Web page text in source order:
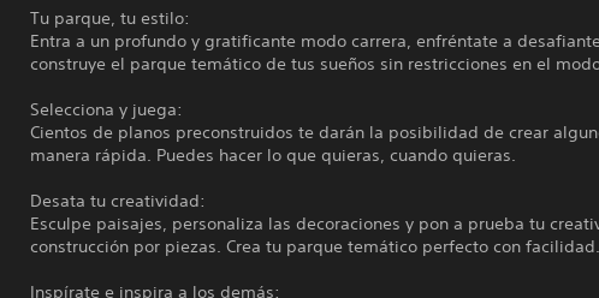
Tu parque, tu estilo:
Entra a un profundo y gratificante modo carrera, enfréntate a
construye el parque temático de tus sueños sin restricciones en el
Selecciona y juega:
Cientos de planos preconstruidos te darán la posibilidad de crear
manera rápida. Puedes hacer lo que quieras, cuando quieras.
Desata tu creatividad:
Esculpe paisajes, personaliza las decoraciones y pon a prueba tu
construcción por piezas. Crea tu parque temático perfecto con facilidad.
Inspírate e inspira a los demás: